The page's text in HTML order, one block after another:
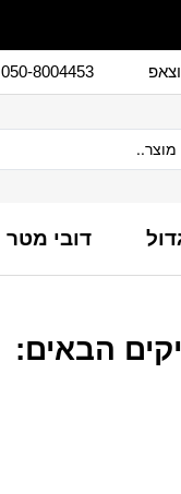
050-8004453
דובי מטר
הבאים: